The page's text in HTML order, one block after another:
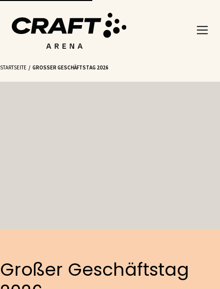
STARTSEITE GROSSER GESCHÄFTSTAG 2026
Großer Geschäftstag